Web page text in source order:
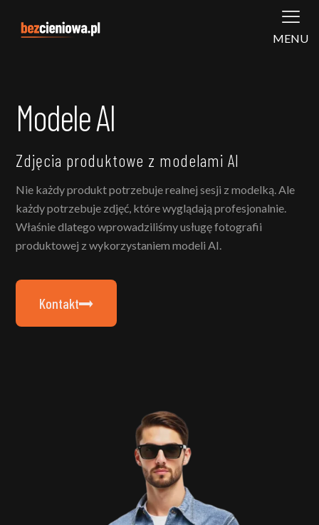
MENU
Modele AI
Zdjęcia produktowe z modelami AI
Nie każdy produkt potrzebuje realnej sesji z modelką. Ale
każdy potrzebuje zdjęć, które wyglądają profesjonalnie.
Właśnie dlatego wprowadziliśmy usługę fotografii
produktowej z wykorzystaniem modeli AI.
Kontakt